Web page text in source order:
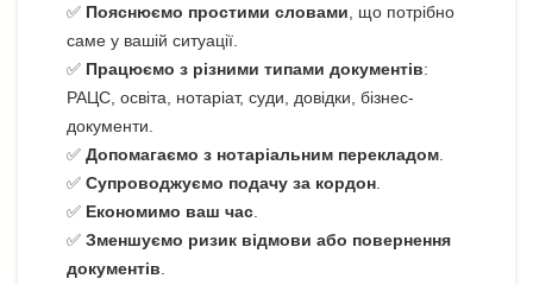
✅ Пояснюємо простими словами , що потрібно
саме у вашій ситуації.
✅ Працюємо з різними типами документів:
РАЦС, освіта, нотаріат, суди, довідки, бізнес-
документи.
✅ Допомагаємо з нотаріальним перекладом
✅ Супроводжуємо подачу за кордон
✅ Економимо ваш час
✅ Зменшуємо ризик відмови або повернення
документів